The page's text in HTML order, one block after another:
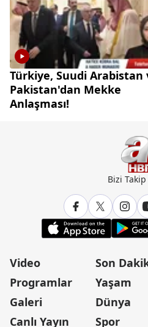
Türkiye, Suudi Arabistan
Pakistan'dan Mekke
Anlaşması!
Bizi
Video
Programlar
Galeri
Canlı Yayın
Son
Yaşam
Dünya
Spor